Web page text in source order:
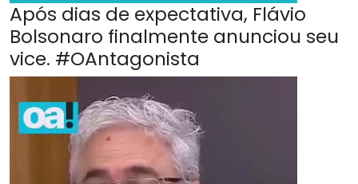
Após dias de expectativa, Flávio
Bolsonaro finalmente anunciou seu
vice. #OAntagonista